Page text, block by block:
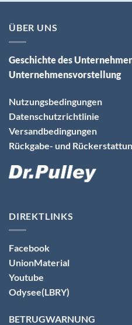
ÜBER UNS
Geschichte des
Unternehmensvorstellung
Nutzungsbedingungen
Datenschutzrichtlinie
Versandbedingungen
Rückgabe- und
DIREKTLINKS
Facebook
UnionMaterial
Youtube
Odysee(LBRY)
BETRUGWARNUNG